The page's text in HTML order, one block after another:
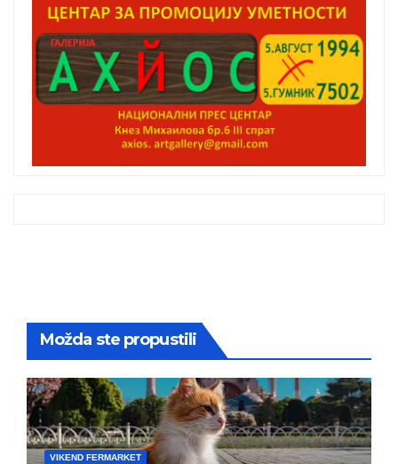
Možda ste propustili
VIKEND FERMARKET